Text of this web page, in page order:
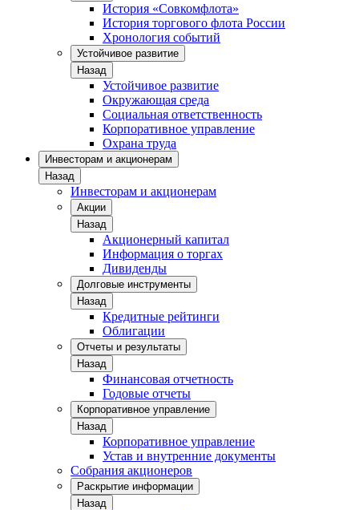
История «Совкомфлота»
История торгового флота России
Хронология событий
Устойчивое развитие
Назад
Устойчивое развитие
Окружающая среда
Социальная ответственность
Корпоративное управление
Охрана труда
Инвесторам и акционерам
Назад
Инвесторам и акционерам
Акции
Назад
Акционерный капитал
Информация о торгах
Дивиденды
Долговые инструменты
Назад
Кредитные рейтинги
Облигации
Отчеты и результаты
Назад
Финансовая отчетность
Годовые отчеты
Корпоративное управление
Назад
Корпоративное управление
Устав и внутренние документы
Собрания акционеров
Раскрытие информации
Назад